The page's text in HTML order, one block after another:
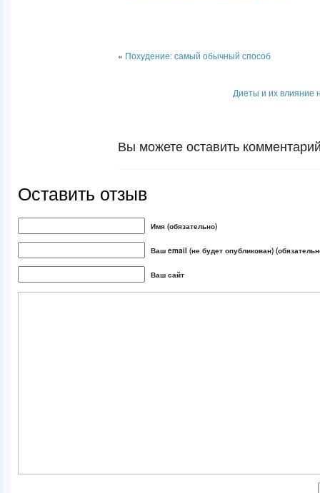
« Похудение: самый обычный способ
Диеты и их влияние
Вы можете оставить
Оставить отзыв
Имя (обязательно)
Ваш email (не будет опубликован)
Ваш сайт